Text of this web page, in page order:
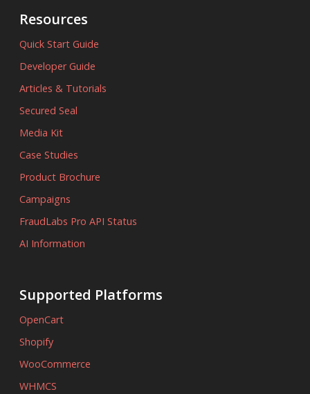
Resources
Quick Start Guide
Developer Guide
Articles & Tutorials
Secured Seal
Media Kit
Case Studies
Product Brochure
Campaigns
FraudLabs Pro API Status
AI Information
Supported Platforms
OpenCart
Shopify
WooCommerce
WHMCS